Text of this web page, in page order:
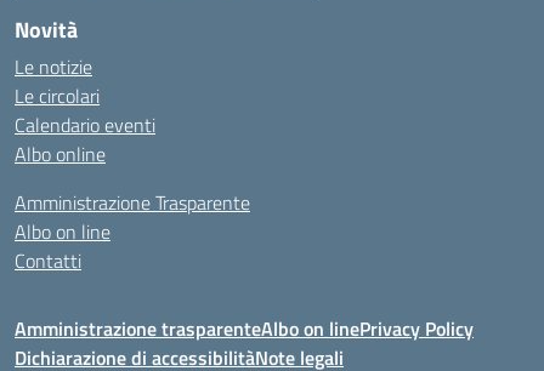
Novità
Le notizie
Le circolari
Calendario eventi
Albo online
Amministrazione Trasparente
Albo on line
Contatti
Amministrazione trasparenteAlbo on linePrivacy Policy
Dichiarazione di accessibilitàNote legali